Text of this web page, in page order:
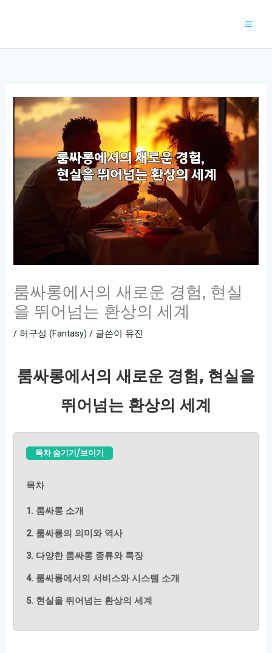
룸싸롱에서의 새로운 경험, 현실
을 뛰어넘는 환상의 세계
/허구성 (Fantasy) / 글쓴이 유진
룸싸롱에서의 새로운 경험, 현실을
뛰어넘는 환상의 세계
목차 숨기기/보이기
목차
1. 룸싸롱 소개
2. 룸싸롱의 의미와 역사
3. 다양한 룸싸롱 종류와 특징
4. 룸싸롱에서의 서비스와 시스템 소개
5. 현실을 뛰어넘는 환상의 세계